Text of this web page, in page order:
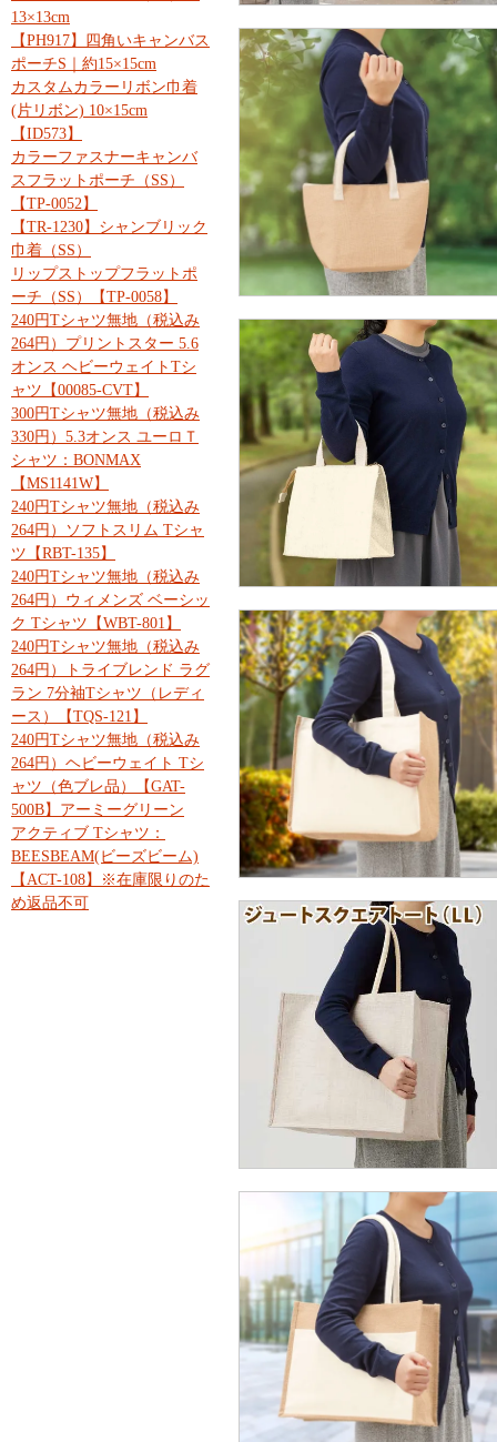
13×13cm
【PH917】四角いキャンバス
ポーチS｜約15×15cm
カスタムカラーリボン巾着
(片リボン) 10×15cm
【ID573】
カラーファスナーキャンバ
スフラットポーチ（SS）
【TP-0052】
【TR-1230】シャンブリック
巾着（SS）
リップストップフラットポ
ーチ（SS）【TP-0058】
240円Tシャツ無地（税込み
264円）プリントスター 5.6
オンス ヘビーウェイトTシ
ャツ【00085-CVT】
300円Tシャツ無地（税込み
330円）5.3オンス ユーロＴ
シャツ：BONMAX
【MS1141W】
240円Tシャツ無地（税込み
264円）ソフトスリム Tシャ
ツ【RBT-135】
240円Tシャツ無地（税込み
264円）ウィメンズ ベーシッ
ク Tシャツ【WBT-801】
240円Tシャツ無地（税込み
264円）トライブレンド ラグ
ラン 7分袖Tシャツ（レディ
ース）【TQS-121】
240円Tシャツ無地（税込み
264円）ヘビーウェイト Tシ
ャツ（色ブレ品）【GAT-
500B】アーミーグリーン
アクティブ Tシャツ：
BEESBEAM(ビーズビーム)
【ACT-108】※在庫限りのた
め返品不可